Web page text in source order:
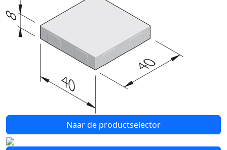
Naar de productselector